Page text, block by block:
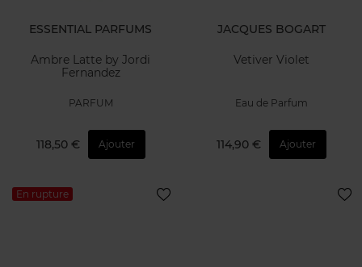
ESSENTIAL PARFUMS
Ambre Latte by Jordi
Fernandez
PARFUM
118,50 € Ajouter
JACQUES BOGART
Vetiver Violet
Eau de Parfum
114,90 € Ajouter
En rupture